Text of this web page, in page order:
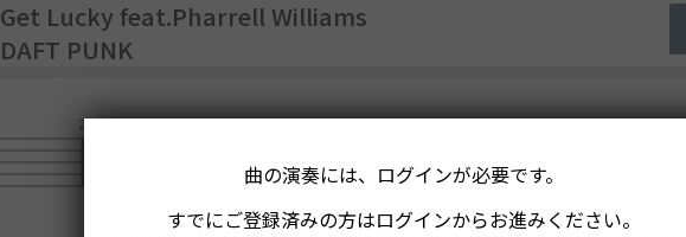
Get Lucky feat.Pharrell Williams
DAFT PUNK
曲の演奏には、ログインが必要です。
すでにご登録済みの方はログインからお進みください。